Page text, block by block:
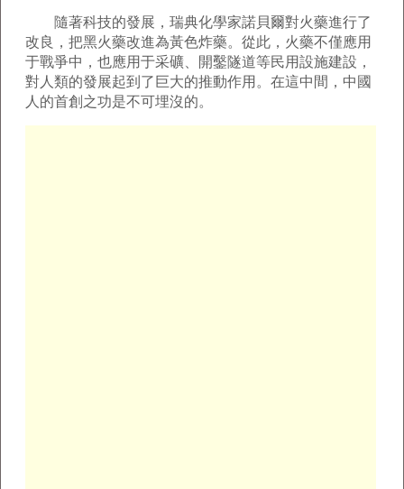
隨著科技的發展，瑞典化學家諾貝爾對火藥進行了
改良，把黑火藥改進為黃色炸藥。從此，火藥不僅應用
于戰爭中，也應用于采礦、開鑿隧道等民用設施建設，
對人類的發展起到了巨大的推動作用。在這中間，中國
人的首創之功是不可埋沒的。